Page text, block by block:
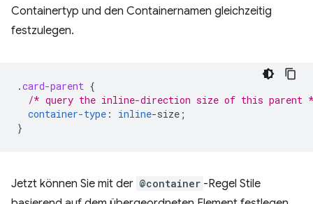
Containertyp und den Containernamen gleichzeitig
festzulegen.
.card-parent {
/* query the inline-direction size of this parent
container-type : inline-size ;
}
Jetzt können Sie mit der @container -Regel Stile